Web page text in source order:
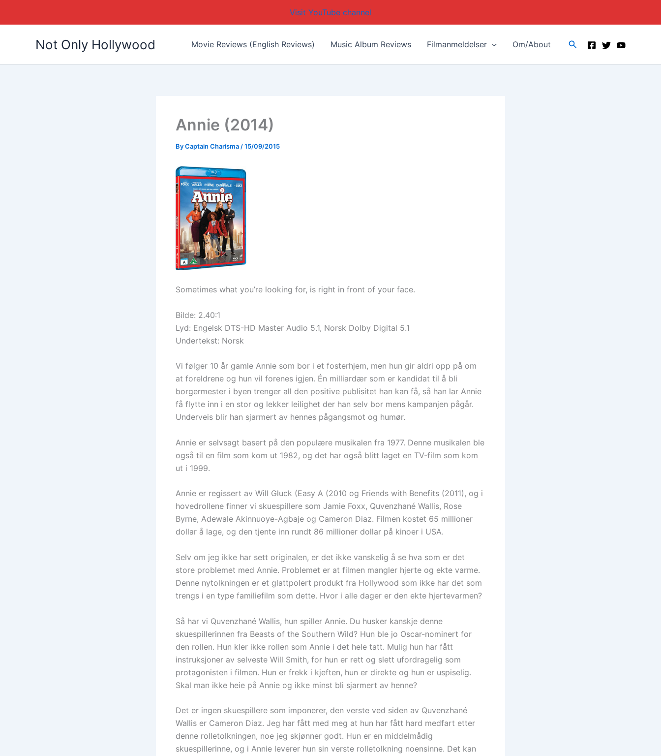
Visit YouTube channel
Not Only Hollywood Movie Reviews (English Reviews) Music Album Reviews Filmanmeldelser Om/About Search
Annie (2014)
ByCaptain Charisma/15/09/2015
Sometimes what you’re looking for, is right in front of your face.
Bilde: 2.40:1
Lyd: Engelsk DTS-HD Master Audio 5.1, Norsk Dolby Digital 5.1
Undertekst: Norsk
Vi følger 10 år gamle Annie som bor i et fosterhjem, men hun gir aldri opp på om
at foreldrene og hun vil forenes igjen. Én milliardær som er kandidat til å bli
borgermester i byen trenger all den positive publisitet han kan få, så han lar Annie
få flytte inn i en stor og lekker leilighet der han selv bor mens kampanjen pågår.
Underveis blir han sjarmert av hennes pågangsmot og humør.
Annie er selvsagt basert på den populære musikalen fra 1977. Denne musikalen ble
også til en film som kom ut 1982, og det har også blitt laget en TV-film som kom
ut i 1999.
Annie er regissert av Will Gluck (Easy A (2010 og Friends with Benefits (2011), og i
hovedrollene finner vi skuespillere som Jamie Foxx, Quvenzhané Wallis, Rose
Byrne, Adewale Akinnuoye-Agbaje og Cameron Diaz. Filmen kostet 65 millioner
dollar å lage, og den tjente inn rundt 86 millioner dollar på kinoer i USA.
Selv om jeg ikke har sett originalen, er det ikke vanskelig å se hva som er det
store problemet med Annie. Problemet er at filmen mangler hjerte og ekte varme.
Denne nytolkningen er et glattpolert produkt fra Hollywood som ikke har det som
trengs i en type familiefilm som dette. Hvor i alle dager er den ekte hjertevarmen?
Så har vi Quvenzhané Wallis, hun spiller Annie. Du husker kanskje denne
skuespillerinnen fra Beasts of the Southern Wild? Hun ble jo Oscar-nominert for
den rollen. Hun kler ikke rollen som Annie i det hele tatt. Mulig hun har fått
instruksjoner av selveste Will Smith, for hun er rett og slett ufordragelig som
protagonisten i filmen. Hun er frekk i kjeften, hun er direkte og hun er uspiselig.
Skal man ikke heie på Annie og ikke minst bli sjarmert av henne?
Det er ingen skuespillere som imponerer, den verste ved siden av Quvenzhané
Wallis er Cameron Diaz. Jeg har fått med meg at hun har fått hard medfart etter
denne rolletolkningen, noe jeg skjønner godt. Hun er en middelmådig
skuespillerinne, og i Annie leverer hun sin verste rolletolkning noensinne. Det kan